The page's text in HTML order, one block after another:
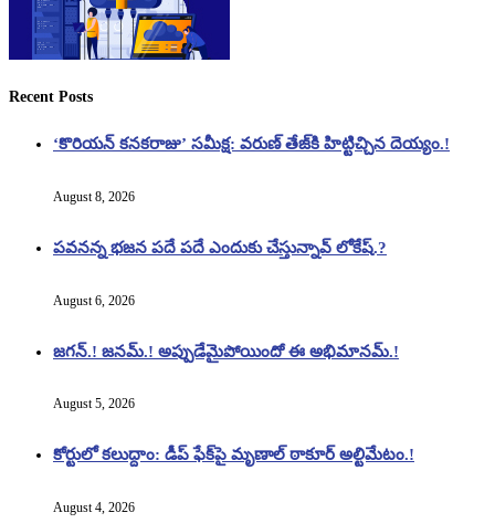
Recent Posts
‘కొరియన్ కనకరాజు’ సమీక్ష: వరుణ్ తేజ్‌కి హిట్టిచ్చిన దెయ్యం.!
August 8, 2026
పవనన్న భజన పదే పదే ఎందుకు చేస్తున్నావ్ లోకేష్.?
August 6, 2026
జగన్.! జనమ్.! అప్పుడేమైపోయిందో ఈ అభిమానమ్.!
August 5, 2026
కోర్టులో కలుద్దాం: డీప్ ఫేక్‌పై మృణాల్ ఠాకూర్ అల్టిమేటం.!
August 4, 2026